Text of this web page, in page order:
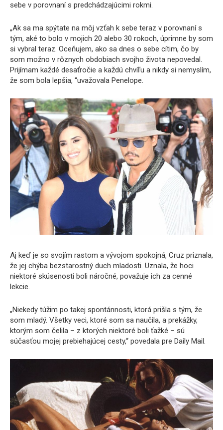
sebe v porovnaní s predchádzajúcimi rokmi.
„Ak sa ma spýtate na môj vzťah k sebe teraz v porovnaní s
tým, aké to bolo v mojich 20 alebo 30 rokoch, úprimne by som
si vybral teraz. Oceňujem, ako sa dnes o sebe cítim, čo by
som možno v rôznych obdobiach svojho života nepovedal.
Prijímam každé desaťročie a každú chvíľu a nikdy si nemyslím,
že som bola lepšia, “uvažovala Penelope.
Aj keď je so svojím rastom a vývojom spokojná, Cruz priznala,
že jej chýba bezstarostný duch mladosti. Uznala, že hoci
niektoré skúsenosti boli náročné, považuje ich za cenné
lekcie.
„Niekedy túžim po takej spontánnosti, ktorá prišla s tým, že
som mladý. Všetky veci, ktoré som sa naučila, a prekážky,
ktorým som čelila – z ktorých niektoré boli ťažké – sú
súčasťou mojej prebiehajúcej cesty,“ povedala pre Daily Mail.